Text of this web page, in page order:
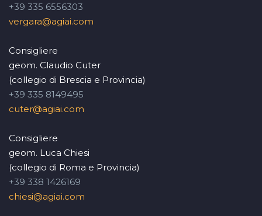
+39 335 6556303
vergara@agiai.com
Consigliere
geom. Claudio Cuter
(collegio di Brescia e Provincia)
+39 335 8149495
cuter@agiai.com
Consigliere
geom. Luca Chiesi
(collegio di Roma e Provincia)
+39 338 1426169
chiesi@agiai.com